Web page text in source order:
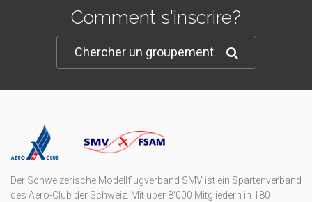
Comment s'inscrire?
Chercher un groupement
Der Schweizerische Modellflugverband SMV ist ein Spartenverband
des Aero-Club der Schweiz. Mit über 8'000 Mitgliedern in 180